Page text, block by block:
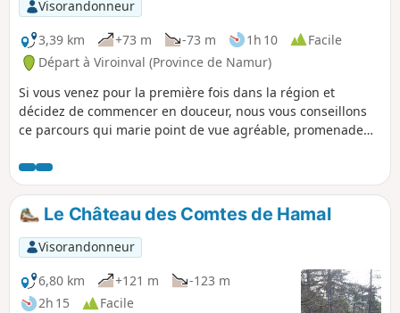
Visorandonneur
3,39 km
+73 m -73 m 1h 10
Facile
Départ à Viroinval (Province de Namur)
Si vous venez pour la première fois dans la région et
décidez de commencer en douceur, nous vous conseillons
ce parcours qui marie point de vue agréable, promenade
Le Château des Comtes de Hamal
Visorandonneur
6,80 km
+121 m
-123 m
2h 15
Facile